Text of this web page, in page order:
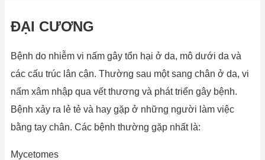
ĐẠI CƯƠNG
Bệnh do nhiễm vi nấm gây tổn hại ở da, mô dưới da và
các cấu trúc lân cận. Thường sau một sang chân ở da, vi
nấm xâm nhập qua vết thương và phát triển gây bệnh.
Bệnh xảy ra lẻ tẻ và hay gặp ở những người làm việc
bằng tay chân. Các bệnh thường gặp nhất là:
Mycetomes